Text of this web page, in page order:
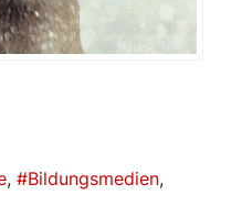
Bildungsmedien